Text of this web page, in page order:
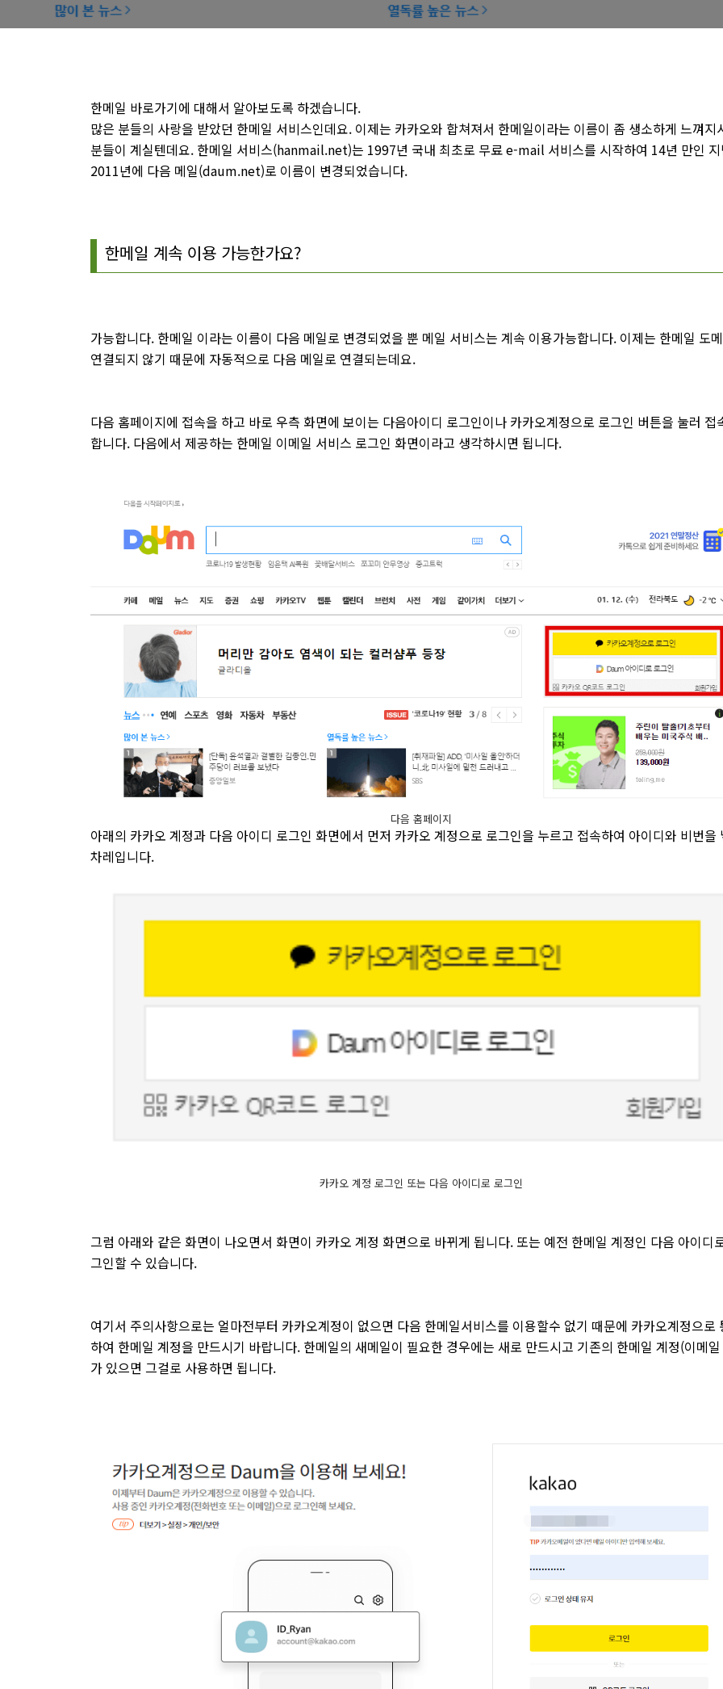
한메일 바로가기에 대해서 알아보도록 하겠습니다.
많은 분들의 사랑을 받았던 한메일 서비스인데요. 이제는 카카오와 합쳐져서 한메일이라는 이름이 좀 생소하게 느껴지
분들이 계실텐데요. 한메일 서비스(hanmail.net)는 1997년 국내 최초로 무료 e-mail 서비스를 시작하여 14년 만인
2011년에 다음 메일(daum.net)로 이름이 변경되었습니다.
한메일 계속 이용 가능한가요?
가능합니다. 한메일 이라는 이름이 다음 메일로 변경되었을 뿐 메일 서비스는 계속 이용가능합니다. 이제는 한메일 도
연결되지 않기 때문에 자동적으로 다음 메일로 연결되는데요.
다음 홈페이지에 접속을 하고 바로 우측 화면에 보이는 다음아이디 로그인이나 카카오계정으로 로그인 버튼을 눌러 접
합니다. 다음에서 제공하는 한메일 이메일 서비스 로그인 화면이라고 생각하시면 됩니다.
다음 홈페이지
아래의 카카오 계정과 다음 아이디 로그인 화면에서 먼저 카카오 계정으로 로그인을 누르고 접속하여 아이디와 비번을
차레입니다.
카카오 계정 로그인 또는 다음 아이디로 로그인
그럼 아래와 같은 화면이 나오면서 화면이 카카오 계정 화면으로 바뀌게 됩니다. 또는 예전 한메일 계정인 다음 아이디
그인할 수 있습니다.
여기서 주의사항으로는 얼마전부터 카카오계정이 없으면 다음 한메일서비스를 이용할수 없기 때문에 카카오계정으로
하여 한메일 계정을 만드시기 바랍니다. 한메일의 새메일이 필요한 경우에는 새로 만드시고 기존의 한메일 계정(이메
가 있으면 그걸로 사용하면 됩니다.